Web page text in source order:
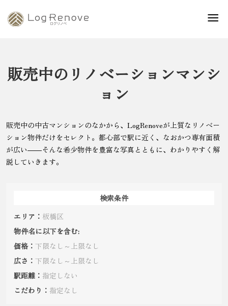
販売中のリノベーションマンシ
ョン
販売中の中古マンションのなかから、LogRenoveが上質なリノベー
ション物件だけをセレクト。都心部で駅に近く、なおかつ専有面積
が広い――そんな希少物件を豊富な写真とともに、わかりやすく解
説していきます。
検索条件
エリア： 板橋区
物件名に以下を含む:
価格： 下限なし～上限なし
広さ： 下限なし～上限なし
駅距離： 指定しない
こだわり： 指定なし